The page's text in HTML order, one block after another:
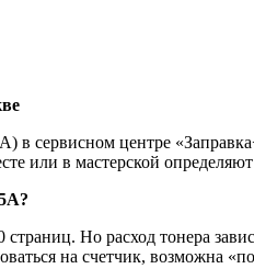
в сервисном центре
или в мастерской
?
Но расход тонера
на счетчик, возможна